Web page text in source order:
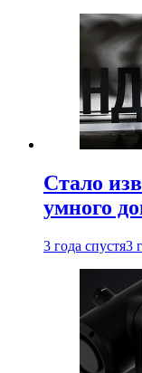
Стало
умного
3 года спустя3